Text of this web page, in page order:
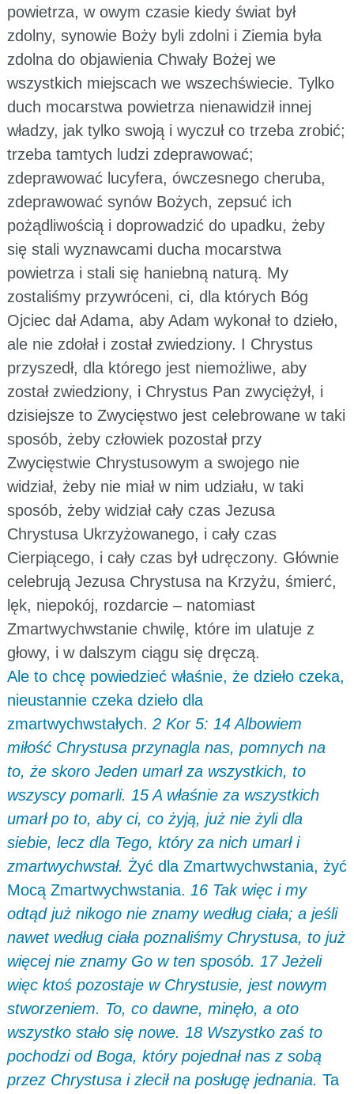
powietrza, w owym czasie kiedy świat był
zdolny, synowie Boży byli zdolni i Ziemia była
zdolna do objawienia Chwały Bożej we
wszystkich miejscach we wszechświecie. Tylko
duch mocarstwa powietrza nienawidził innej
władzy, jak tylko swoją i wyczuł co trzeba zrobić;
trzeba tamtych ludzi zdeprawować;
zdeprawować lucyfera, ówczesnego cheruba,
zdeprawować synów Bożych, zepsuć ich
pożądliwością i doprowadzić do upadku, żeby
się stali wyznawcami ducha mocarstwa
powietrza i stali się haniebną naturą. My
zostaliśmy przywróceni, ci, dla których Bóg
Ojciec dał Adama, aby Adam wykonał to dzieło,
ale nie zdołał i został zwiedziony. I Chrystus
przyszedł, dla którego jest niemożliwe, aby
został zwiedziony, i Chrystus Pan zwyciężył, i
dzisiejsze to Zwycięstwo jest celebrowane w taki
sposób, żeby człowiek pozostał przy
Zwycięstwie Chrystusowym a swojego nie
widział, żeby nie miał w nim udziału, w taki
sposób, żeby widział cały czas Jezusa
Chrystusa Ukrzyżowanego, i cały czas
Cierpiącego, i cały czas był udręczony. Głównie
celebrują Jezusa Chrystusa na Krzyżu, śmierć,
lęk, niepokój, rozdarcie – natomiast
Zmartwychwstanie chwilę, które im ulatuje z
głowy, i w dalszym ciągu się dręczą.
Ale to chcę powiedzieć właśnie, że dzieło czeka,
nieustannie czeka dzieło dla
zmartwychwstałych. 2 Kor 5: 14 Albowiem
miłość Chrystusa przynagla nas, pomnych na
to, że skoro Jeden umarł za wszystkich, to
wszyscy pomarli. 15 A właśnie za wszystkich
umarł po to, aby ci, co żyją, już nie żyli dla
siebie, lecz dla Tego, który za nich umarł i
zmartwychwstał. Żyć dla Zmartwychwstania, żyć
Mocą Zmartwychwstania. 16 Tak więc i my
odtąd już nikogo nie znamy według ciała; a jeśli
nawet według ciała poznaliśmy Chrystusa, to już
więcej nie znamy Go w ten sposób. 17 Jeżeli
więc ktoś pozostaje w Chrystusie, jest nowym
stworzeniem. To, co dawne, minęło, a oto
wszystko stało się nowe. 18 Wszystko zaś to
pochodzi od Boga, który pojednał nas z sobą
przez Chrystusa i zlecił na posługę jednania. Ta